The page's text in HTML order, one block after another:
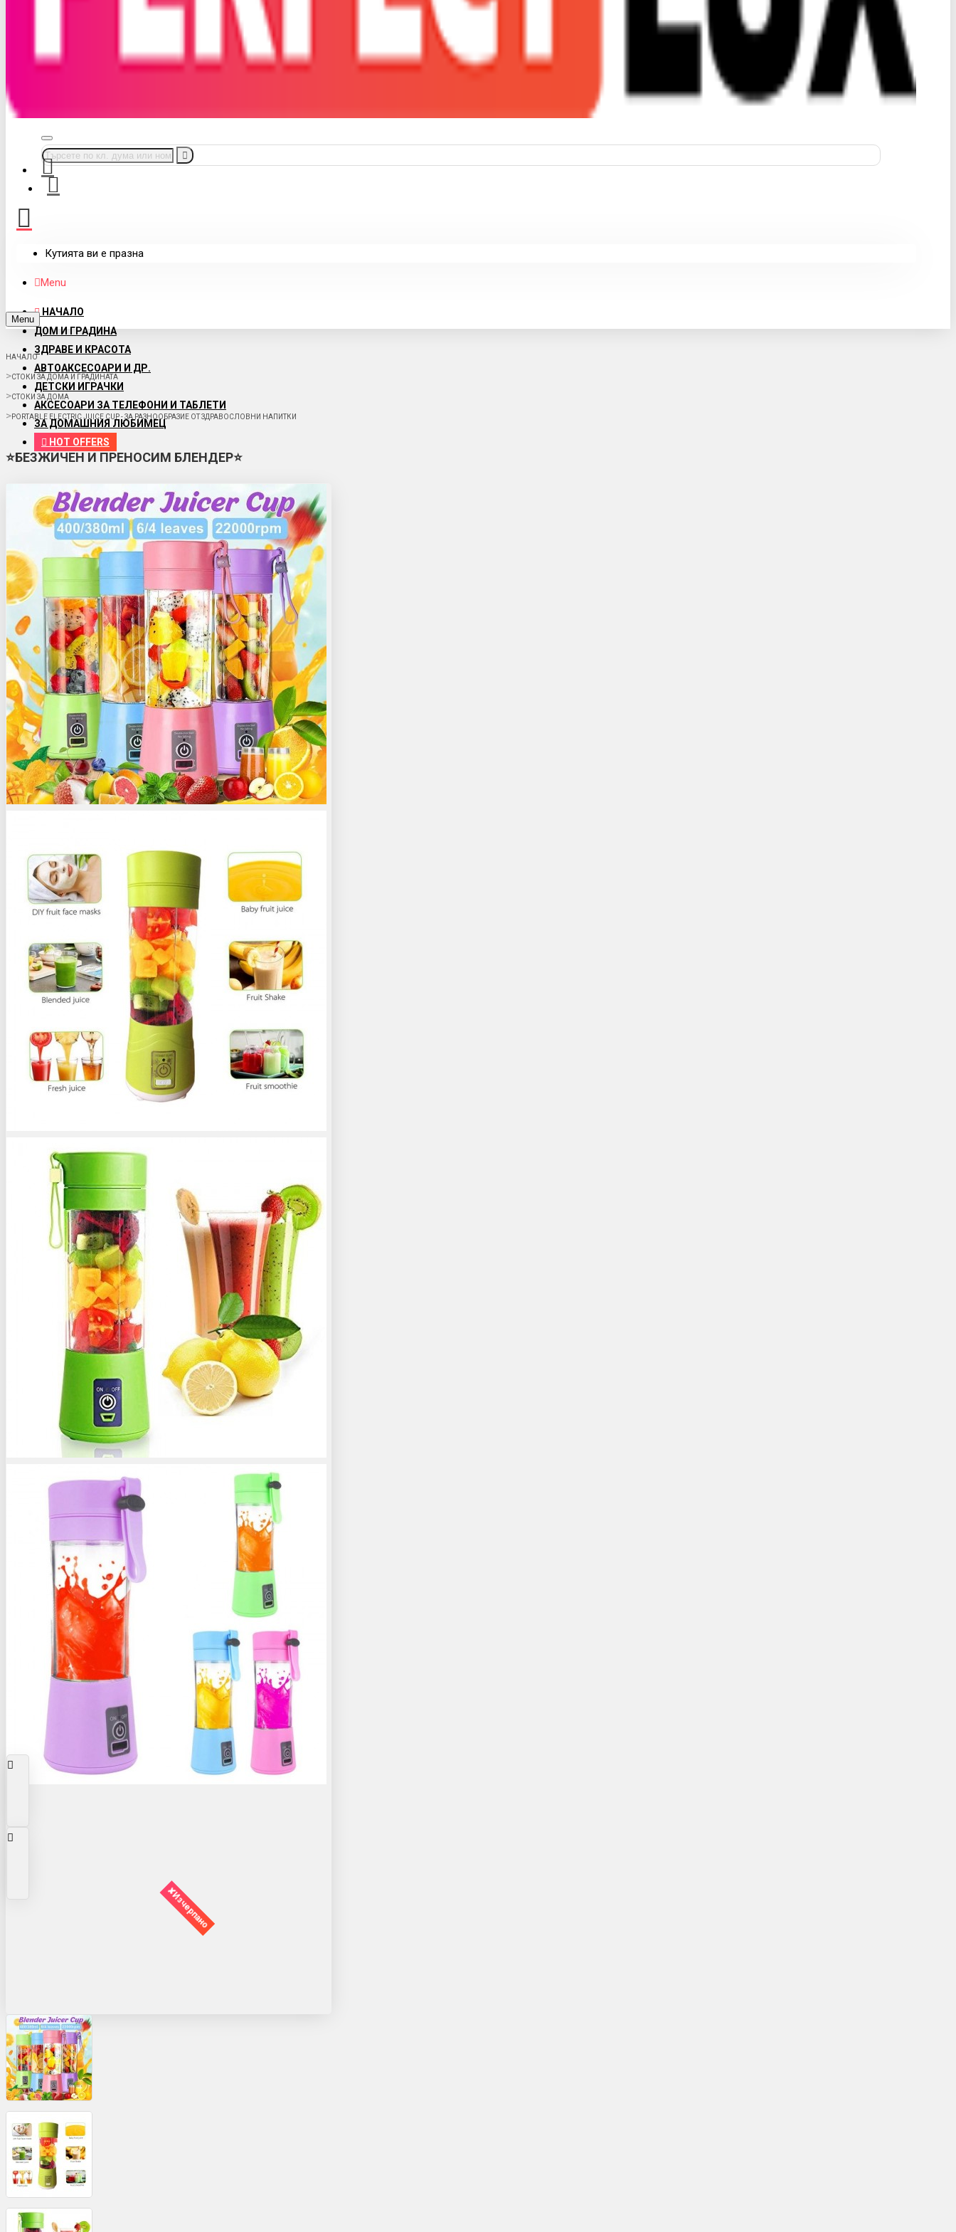
Кутията ви е празна
Menu
НАЧАЛО
ДОМ И ГРАДИНА
ЗДРАВЕ И КРАСОТА
АВТОАКСЕСОАРИ И ДР.
ДЕТСКИ ИГРАЧКИ
АКСЕСОАРИ ЗА ТЕЛЕФОНИ И ТАБЛЕТИ
ЗА ДОМАШНИЯ ЛЮБИМЕЦ
HOT OFFERS
Menu
НАЧАЛО
СТОКИ ЗА ДОМА И ГРАДИНАТА
СТОКИ ЗА ДОМА
PORTABLE ELECTRIC JUICE CUP - ЗА РАЗНООБРАЗИЕ ОТ ЗДРАВОСЛОВНИ НАПИТКИ
⭐БЕЗЖИЧЕН И ПРЕНОСИМ БЛЕНДЕР⭐
✘Изчерпано